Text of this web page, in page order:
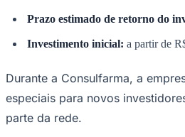
Prazo estimado de retorno do
Investimento inicial: a partir de
Durante a Consulfarma, a
especiais para novos
parte da rede.